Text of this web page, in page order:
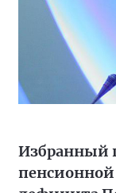
Избранный